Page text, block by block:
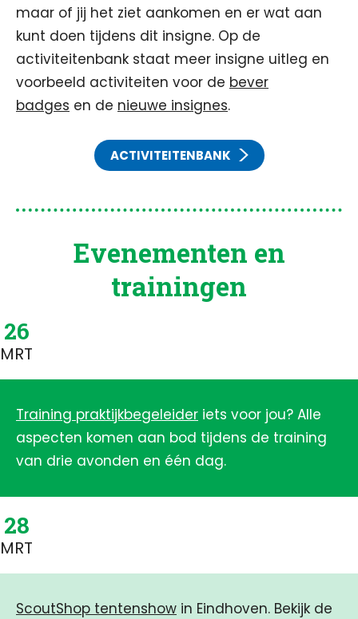
maar of jij het ziet aankomen en er wat aan
kunt doen tijdens dit insigne. Op de
activiteitenbank staat meer insigne uitleg en
voorbeeld activiteiten voor de bever
badges en de nieuwe insignes.
ACTIVITEITENBANK
Evenementen en
trainingen
26
MRT
Training praktijkbegeleider iets voor jou? Alle
aspecten komen aan bod tijdens de training
van drie avonden en één dag.
28
MRT
ScoutShop tentenshow in Eindhoven. Bekijk de